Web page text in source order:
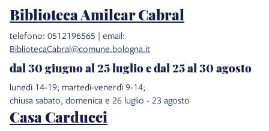
Biblioteca Amilcar Cabral
telefono: 0512196565 | email:
BibliotecaCabral@comune.bologna.it
dal 30 giugno al 25 luglio e dal 25 al 30 agosto
lunedì 14-19; martedì-venerdì 9-14;
chiusa sabato, domenica e 26 luglio - 23 agosto
Casa Carducci